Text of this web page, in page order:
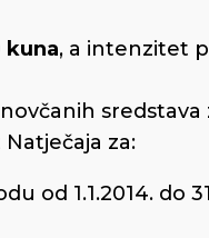
kuna, a intenzitet
sredstava
za:
1.1.2014. do